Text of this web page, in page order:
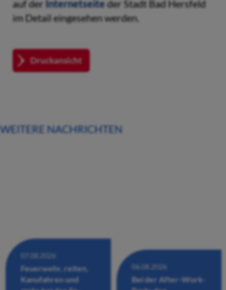
auf der Internetseiteder Stadt Bad Hersfeld
im Detail eingesehen werden.
Druckansicht
WEITERE NACHRICHTEN
07.08.2026
Feuerwehr, reiten,
Kanufahren und
06.08.2026
Bei der After-Work-